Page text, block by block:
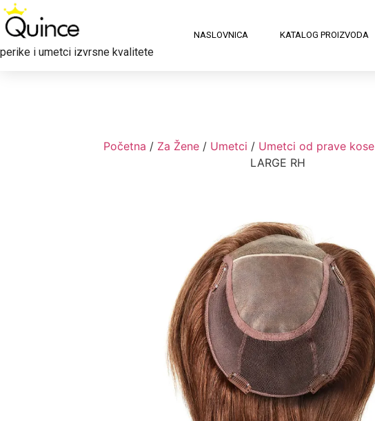
perike i umetci izvrsne kvalitete
NASLOVNICA KATALOG PROIZVODA
Početna / Za Žene / Umetci / Umetci od prave kose
LARGE RH